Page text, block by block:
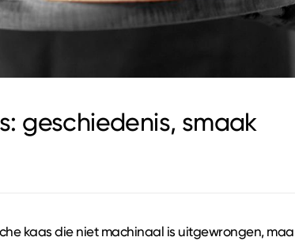
geschiedenis, smaak
kaas die niet machinaal is uitgewrongen,